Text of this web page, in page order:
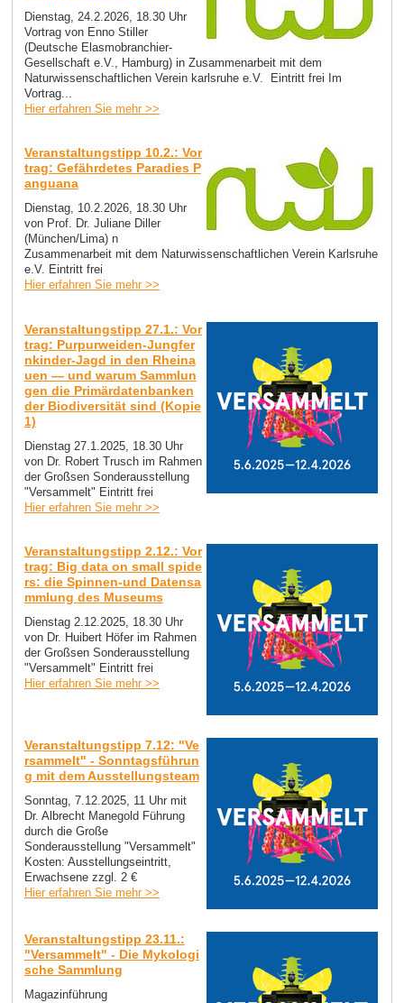
Dienstag, 24.2.2026, 18.30 Uhr
Vortrag von Enno Stiller
(Deutsche Elasmobranchier-
Gesellschaft e.V., Hamburg) in Zusammenarbeit mit dem
Naturwissenschaftlichen Verein karlsruhe e.V. Eintritt frei Im
Vortrag...
Hier erfahren Sie mehr >>
Veranstaltungstipp 10.2.: Vor
trag: Gefährdetes Paradies P
anguana
Dienstag, 10.2.2026, 18.30 Uhr
von Prof. Dr. Juliane Diller
(München/Lima) n
Zusammenarbeit mit dem Naturwissenschaftlichen Verein Karlsruhe
e.V. Eintritt frei
Hier erfahren Sie mehr >>
Veranstaltungstipp 27.1.: Vor
trag: Purpurweiden-Jungfer
nkinder-Jagd in den Rheina
uen — und warum Sammlun
gen die Primärdatenbanken
der Biodiversität sind (Kopie
1)
Dienstag 27.1.2025, 18.30 Uhr
von Dr. Robert Trusch im Rahmen
der Großsen Sonderausstellung
"Versammelt" Eintritt frei
Hier erfahren Sie mehr >>
Veranstaltungstipp 2.12.: Vor
trag: Big data on small spide
rs: die Spinnen-und Datensa
mmlung des Museums
Dienstag 2.12.2025, 18.30 Uhr
von Dr. Huibert Höfer im Rahmen
der Großsen Sonderausstellung
"Versammelt" Eintritt frei
Hier erfahren Sie mehr >>
Veranstaltungstipp 7.12: "Ve
rsammelt" - Sonntagsführun
g mit dem Ausstellungsteam
Sonntag, 7.12.2025, 11 Uhr mit
Dr. Albrecht Manegold Führung
durch die Große
Sonderausstellung "Versammelt"
Kosten: Ausstellungseintritt,
Erwachsene zzgl. 2 €
Hier erfahren Sie mehr >>
Veranstaltungstipp 23.11.:
"Versammelt" - Die Mykologi
sche Sammlung
Magazinführung